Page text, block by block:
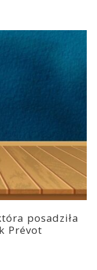
posadziła
Prévot